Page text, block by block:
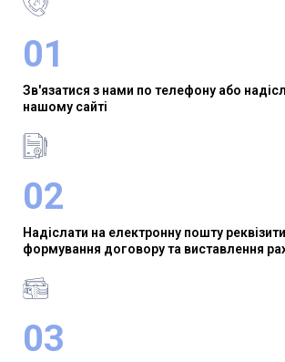
01
Зв'язатися з нами по телефону або
нашому сайті
02
Надіслати на електронну пошту реквізити
формування договору та виставлення
03